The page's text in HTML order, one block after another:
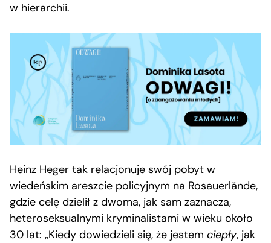
w hierarchii.
Heinz Heger tak relacjonuje swój pobyt w
wiedeńskim areszcie policyjnym na Rosauerlände,
gdzie celę dzielił z dwoma, jak sam zaznacza,
heteroseksualnymi kryminalistami w wieku około
30 lat: „Kiedy dowiedzieli się, że jestem ciepły, jak